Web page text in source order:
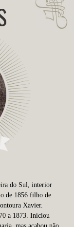
do Sul, interior
de 1856 filho de
Xavier.
a 1873. Iniciou